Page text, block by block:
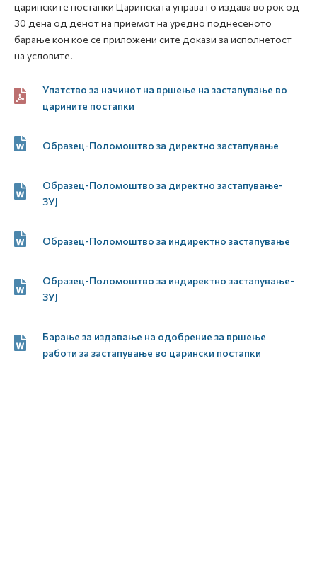
царинските постапки Царинската управа го издава во рок од
30 дена од денот на приемот на уредно поднесеното
барање кон кое се приложени сите докази за исполнетост
на условите.
Упатство за начинот на вршење на застапување во
царините постапки
Образец-Поломоштво за директно застапување
Образец-Поломоштво за директно застапување-
ЗУЈ
Образец-Поломоштво за индиректно застапување
Образец-Поломоштво за индиректно застапување-
ЗУЈ
Барање за издавање на одобрение за вршење
работи за застапување во царински постапки